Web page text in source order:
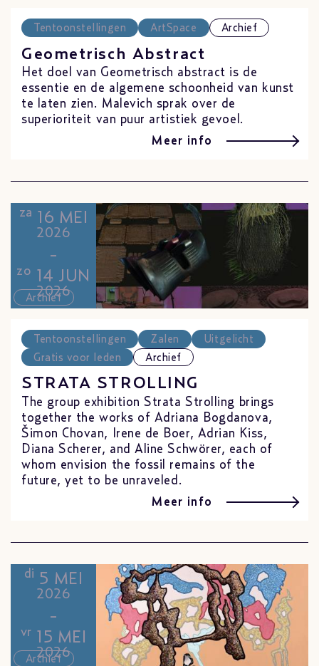
Tentoonstellingen ArtSpace Archief
Geometrisch Abstract
Het doel van Geometrisch abstract is de
essentie en de algemene schoonheid van kunst
te laten zien. Malevich sprak over de
superioriteit van puur artistiek gevoel.
Meer info
za 16 MEI
2026
-
zo 14 JUN
2026
Archief
Tentoonstellingen Zalen
Uitgelicht
Gratis voor leden
Archief
STRATA STROLLING
The group exhibition Strata Strolling brings
together the works of Adriana Bogdanova,
Šimon Chovan, Irene de Boer, Adrian Kiss,
Diana Scherer, and Aline Schwörer, each of
whom envision the fossil remains of the
future, yet to be unraveled.
Meer info
di 5 MEI
2026
-
vr 15 MEI
2026
Archief